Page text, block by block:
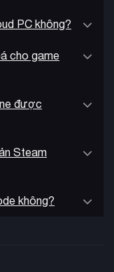
đình với đa dạng
PC không?
cho game
được
Steam
không?